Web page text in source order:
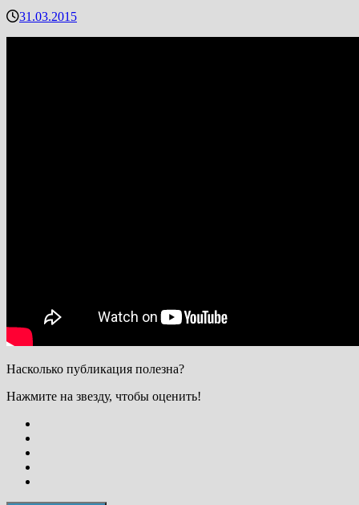
31.03.2015
Насколько публикация полезна?
Нажмите на звезду, чтобы оценить!